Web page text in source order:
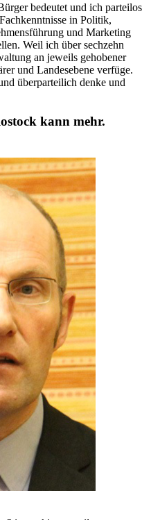
bedeutet und ich parteilos
in Politik,
und Marketing
Weil ich über sechzehn
an jeweils gehobener
und Landesebene verfüge.
überparteilich denke und
kann mehr.